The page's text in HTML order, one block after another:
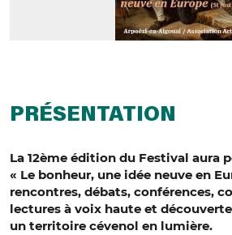
PRÉSENTATION
La 12ème édition du Festival aura
« Le bonheur, une idée neuve en
rencontres, débats, conférences,
lectures à voix haute et
un territoire cévenol en lumière.